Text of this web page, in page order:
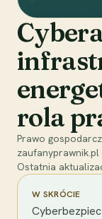
rola
Prawo
zaufanyprawnik.pl
Ostatnia
W SKRÓCIE